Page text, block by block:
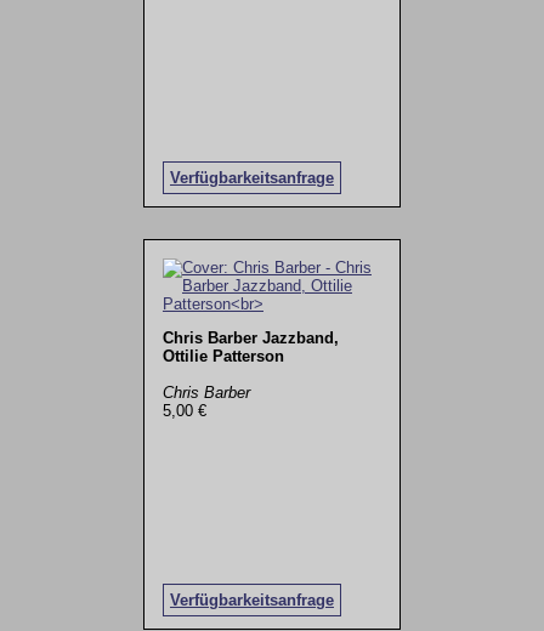
Verfügbarkeitsanfrage
Chris Barber Jazzband,
Ottilie Patterson
Chris Barber
5,00 €
Verfügbarkeitsanfrage